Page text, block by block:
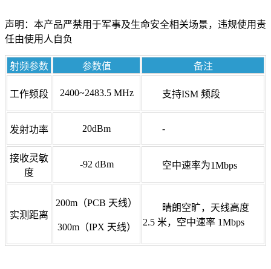
声明：本产品严禁用于军事及生命安全相关场景，违规使用责
任由使用人自负
射频参数 参数值 备注
工作频段 2400~2483.5 MHz 支持ISM 频段
发射功率 20dBm -
接收灵敏
度
-92 dBm 空中速率为1Mbps
实测距离
200m（PCB 天线）
300m（IPX 天线）
晴朗空旷，天线高度
2.5 米，空中速率 1Mbps